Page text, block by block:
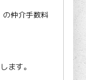
仲介手数料
ます。